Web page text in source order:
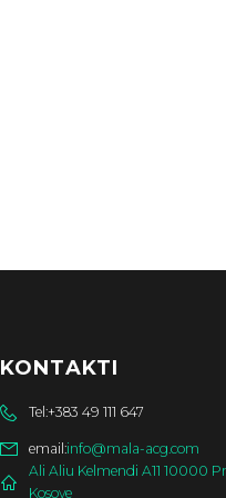
KONTAKTI
Tel:+383 49 111 647
email:info@mala-acg.com
Ali Aliu Kelmendi A11 10000
Kosove